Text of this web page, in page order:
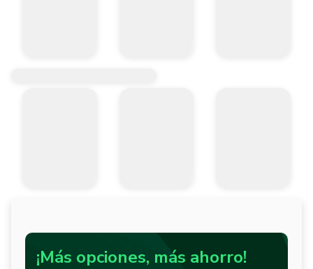
¡Más opciones, más ahorro!